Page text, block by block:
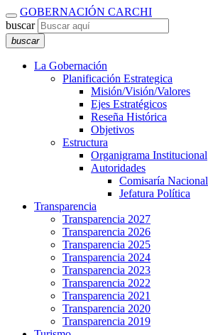
GOBERNACIÓN CARCHI
buscar
buscar
La Gobernación
Planificación Estrategica
Misión/Visión/Valores
Ejes Estratégicos
Reseña Histórica
Objetivos
Estructura
Organigrama Institucional
Autoridades
Comisaría Nacional
Jefatura Política
Transparencia
Transparencia 2027
Transparencia 2026
Transparencia 2025
Transparencia 2024
Transparencia 2023
Transparencia 2022
Transparencia 2021
Transparencia 2020
Transparencia 2019